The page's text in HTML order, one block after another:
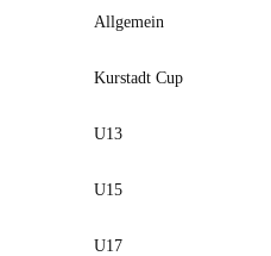
Allgemein
Kurstadt Cup
U13
U15
U17